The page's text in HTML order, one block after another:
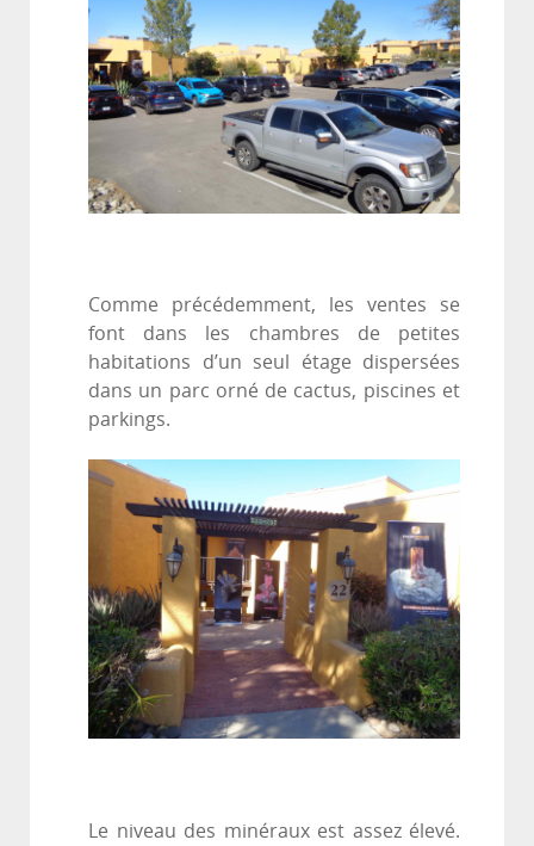
Comme précédemment, les ventes se
font dans les chambres de petites
habitations d’un seul étage dispersées
dans un parc orné de cactus, piscines et
parkings.
Le niveau des minéraux est assez élevé.